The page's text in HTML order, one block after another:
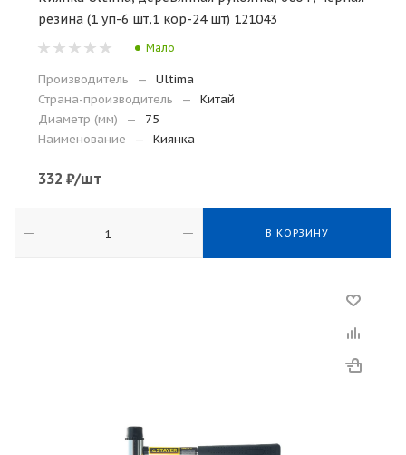
резина (1 уп-6 шт,1 кор-24 шт) 121043
Мало
Производитель —
Ultima
Страна-производитель
—
Китай
Диаметр (мм)
—
75
Наименование
— Киянка
332 ₽/шт
В КОРЗИНУ